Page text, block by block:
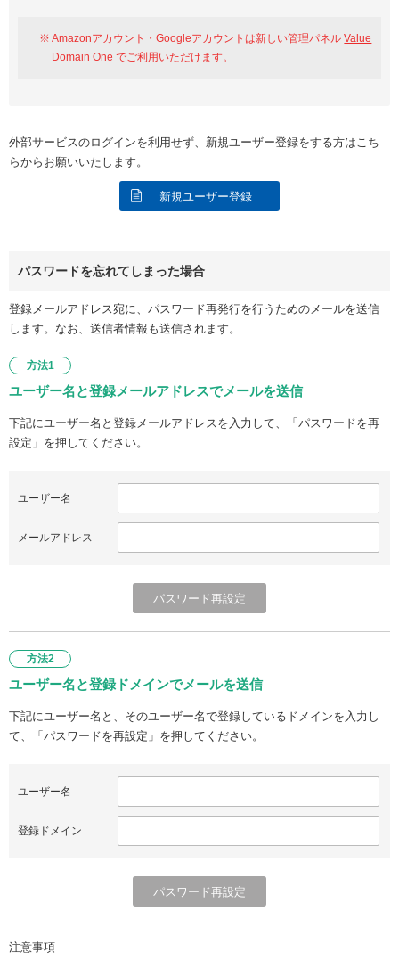
Amazonアカウント・Googleアカウントは新しい管理パネルValue
Domain One でご利用いただけます。
外部サービスのログインを利用せず、新規ユーザー登録をする方はこち
らからお願いいたします。
新規ユーザー登録
パスワードを忘れてしまった場合
登録メールアドレス宛に、パスワード再発行を行うためのメールを送信
します。なお、送信者情報も送信されます。
方法1
ユーザー名と登録メールアドレスでメールを送信
下記にユーザー名と登録メールアドレスを入力して、「パスワードを再
設定」を押してください。
ユーザー名
メールアドレス
方法2
ユーザー名と登録ドメインでメールを送信
下記にユーザー名と、そのユーザー名で登録しているドメインを入力し
て、「パスワードを再設定」を押してください。
ユーザー名
登録ドメイン
注意事項